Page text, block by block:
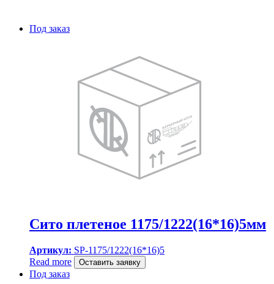
Под заказ
Сито плетеное 1175/1222(16*16)5мм
Артикул: SP-1175/1222(16*16)5
Read more
Оставить заявку
Под заказ